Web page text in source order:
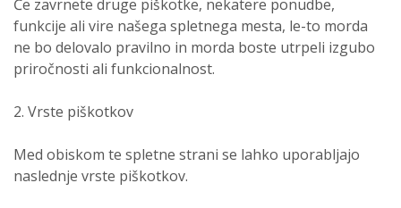
Če zavrnete druge piškotke, nekatere ponudbe,
funkcije ali vire našega spletnega mesta, le-to morda
ne bo delovalo pravilno in morda boste utrpeli izgubo
priročnosti ali funkcionalnost.
2. Vrste piškotkov
Med obiskom te spletne strani se lahko uporabljajo
naslednje vrste piškotkov.